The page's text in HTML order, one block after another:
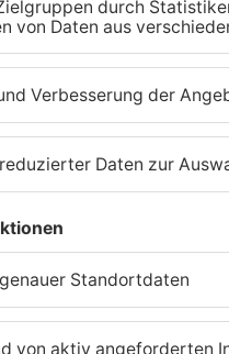
Schwerer Unfall
und Hanauer